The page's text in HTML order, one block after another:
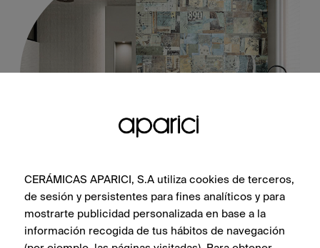
ПОСМОТРЕТЬ КОЛЛЕКЦИЮ
CERÁMICAS APARICI, S.A utiliza cookies de terceros,
de sesión y persistentes para fines analíticos y para
mostrarte publicidad personalizada en base a la
información recogida de tus hábitos de navegación